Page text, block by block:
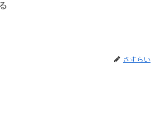
さすらい